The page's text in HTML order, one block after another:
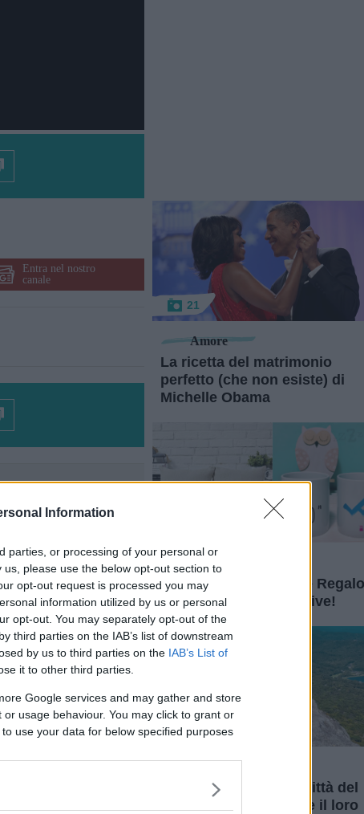
Information
parties, or processing of your personal or
please use the below opt-out section to
opt-out request is processed you may
information utilized by us or personal
opt-out. You may separately opt-out of the
third parties on the IAB’s list of downstream
by us to third parties on the IAB’s List of
it to other third parties.
Google services and may gather and store
usage behaviour. You may click to grant or
use your data for below specified purposes
Entra nel nostro
canale
21
Amore
La ricetta del matrimonio
perfetto (che non esiste) di
Michelle Obama
Amore
San Valentino: 28 Idee
Coppia Davvero Creative!
26
"Ti bacerò in tutte le città del
mondo": due ragazzi e il loro